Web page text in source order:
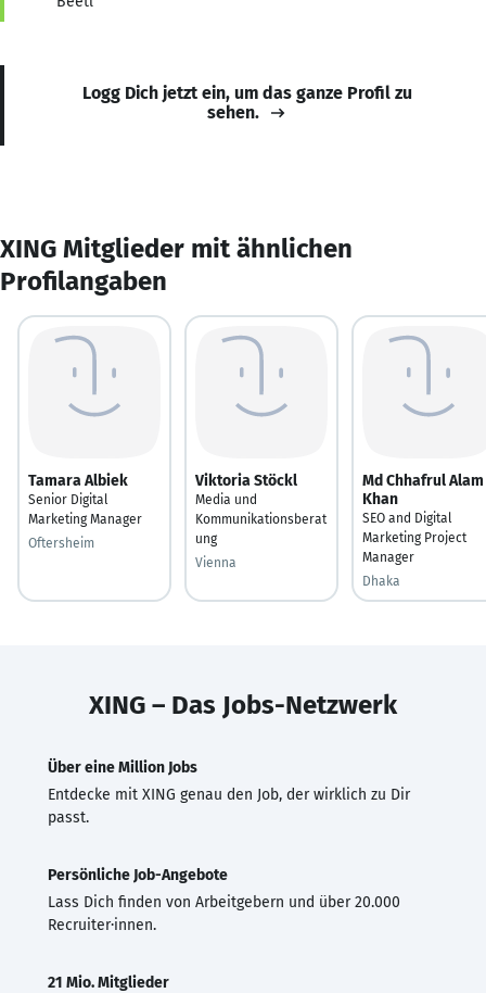
Logg Dich jetzt ein, um das ganze Profil zu
sehen.
XING Mitglieder mit ähnlichen
Profilangaben
Tamara Albiek
Senior Digital
Marketing Manager
Oftersheim
Viktoria Stöckl
Media und
Kommunikationsberat
ung
Vienna
Md Chhafrul Alam
Khan
SEO and Digital
Marketing Project
Manager
Dhaka
XING – Das Jobs-Netzwerk
Über eine Million Jobs
Entdecke mit XING genau den Job, der wirklich zu Dir
passt.
Persönliche Job-Angebote
Lass Dich finden von Arbeitgebern und über 20.000
Recruiter·innen.
21 Mio. Mitglieder